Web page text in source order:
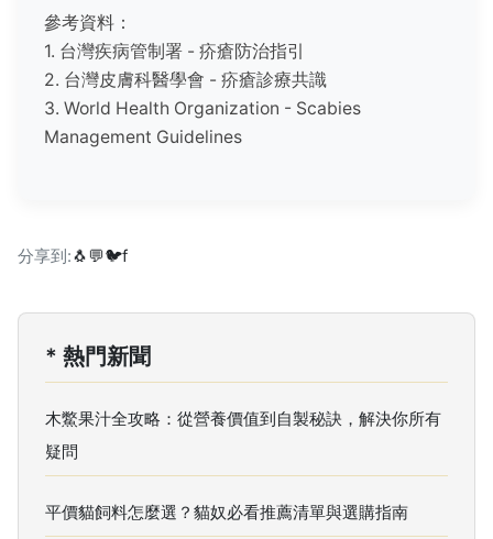
參考資料：
1. 台灣疾病管制署 - 疥瘡防治指引
2. 台灣皮膚科醫學會 - 疥瘡診療共識
3. World Health Organization - Scabies
Management Guidelines
分享到:🐧💬🐦f
* 熱門新聞
木鱉果汁全攻略：從營養價值到自製秘訣，解決你所有
疑問
平價貓飼料怎麼選？貓奴必看推薦清單與選購指南